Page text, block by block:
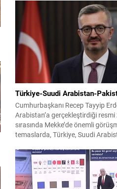
görev yapan 178 tim ve 742
aktif olarak halkı bilinçlendirdi ve
faaliyetleri gerçekleştirdi.
bin 315 biçerdöver ve balya...
Türkiye-Suudi Arabistan-
Cumhurbaşkanı Recep Tayyip
Arabistan’a gerçekleştirdiği
sırasında Mekke’de önemli
temaslarda, Türkiye, Suudi
birliği çerçevesi oluşturuldu.
çıktısı, üç ülkenin imza attığı
Savunma Anlaşması oldu.
güvenlik yaklaşımıyla bölgesel